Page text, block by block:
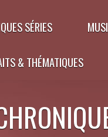
SÉRIES
& THÉMATIQUES